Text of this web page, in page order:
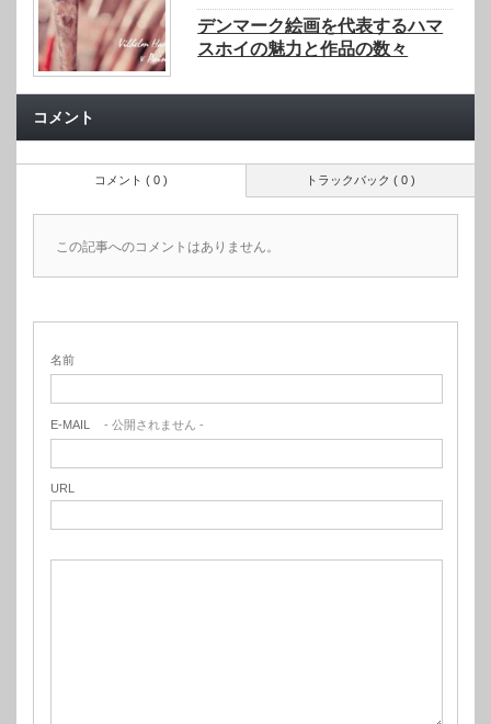
デンマーク絵画を代表するハマ
スホイの魅力と作品の数々
コメント
トラックバック ( 0 )
コメント ( 0 )
この記事へのコメントはありません。
名前
E-MAIL - 公開されません -
URL